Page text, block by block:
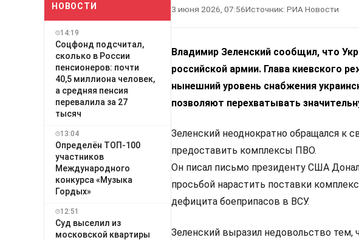
НОВОСТИ
14:19
Соцфонд подсчитал,
сколько в России
пенсионеров: почти
40,5 миллиона человек,
а средняя пенсия
перевалила за 27
тысяч
13:04
Определён ТОП-100
участников
Международного
конкурса «Музыка
Гордых»
12:51
Суд выселил из
московской квартиры
3 июня 2026, 07:56Источник: РИА Новости
Владимир Зеленский сообщил, что
российской армии. Глава киевского
нынешний уровень снабжения
позволяют перехватывать
Зеленский неоднократно обращался к
предоставить комплексы ПВО.
Он писал письмо президенту США
просьбой нарастить поставки
дефицита боеприпасов в ВСУ.
Зеленский выразил недовольство